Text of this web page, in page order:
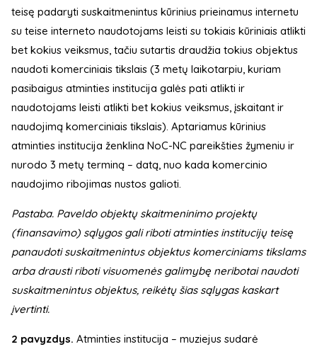
teisę padaryti suskaitmenintus kūrinius prieinamus internetu
su teise interneto naudotojams leisti su tokiais kūriniais atlikti
bet kokius veiksmus, tačiu sutartis draudžia tokius objektus
naudoti komerciniais tikslais (3 metų laikotarpiu, kuriam
pasibaigus atminties institucija galės pati atlikti ir
naudotojams leisti atlikti bet kokius veiksmus, įskaitant ir
naudojimą komerciniais tikslais). Aptariamus kūrinius
atminties institucija ženklina NoC-NC pareikšties žymeniu ir
nurodo 3 metų terminą – datą, nuo kada komercinio
naudojimo ribojimas nustos galioti.
Pastaba. Paveldo objektų skaitmeninimo projektų
(finansavimo) sąlygos gali riboti atminties institucijų teisę
panaudoti suskaitmenintus objektus komerciniams tikslams
arba drausti riboti visuomenės galimybę neribotai naudoti
suskaitmenintus objektus, reikėtų šias sąlygas kaskart
įvertinti.
2 pavyzdys. Atminties institucija – muziejus sudarė